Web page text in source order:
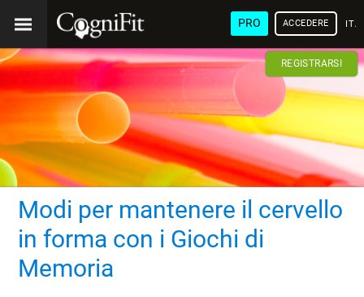
PRO ACCEDERE
REGISTRARSI
Modi per mantenere il cervello
in forma con i Giochi di
Memoria